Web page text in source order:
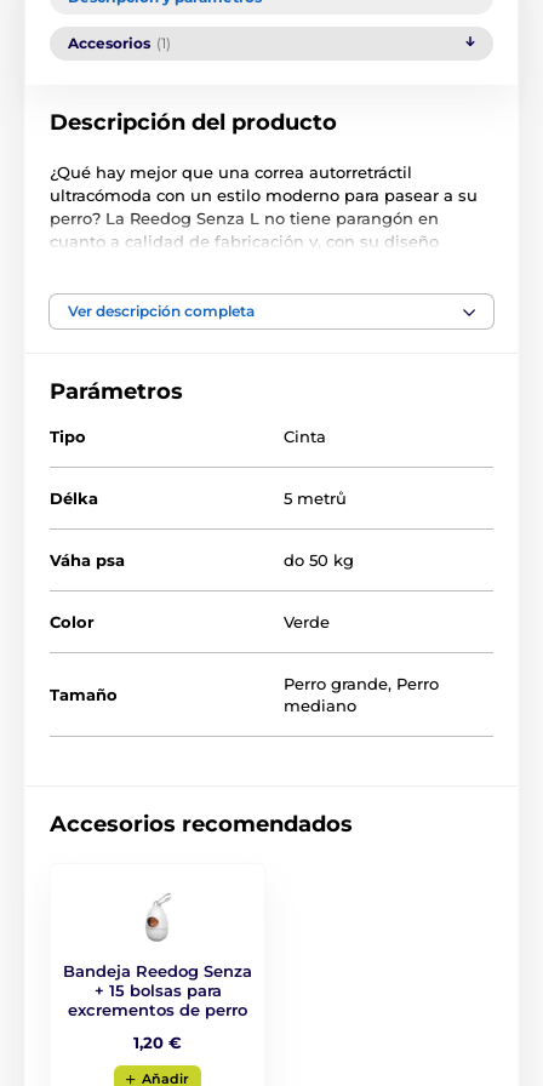
Accesorios (1)
Descripción del producto
¿Qué hay mejor que una correa autorretráctil
ultracómoda con un estilo moderno para pasear a su
perro? La Reedog Senza L no tiene parangón en
cuanto a calidad de fabricación y, con su diseño
ningún ángulo. Un solo botón asegura los 3 mods de
freno. ¡El producto es de una marca checa! Para perros
Características principales:
Diseño para un enrollado suave de la cinta
Cinta extra fuerte
Mango ergonómico
Resistente mosquetón cromado
4 tamaños diferentes
Westie
Ver descripción completa
Parámetros
Tipo Cinta
Délka 5 metrů
Váha psa do 50 kg
Color Verde
Tamaño
Perro grande, Perro
mediano
Accesorios recomendados
Bandeja Reedog Senza
+ 15 bolsas para
excrementos de perro
1,20 €
Aňadir